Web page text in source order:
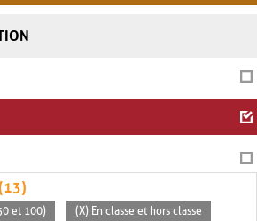
et 100) (X) En classe et hors classe